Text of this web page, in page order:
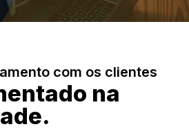
com os clientes
na